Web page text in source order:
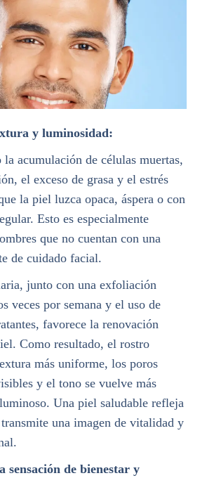
y luminosidad:
la acumulación de células muertas,
el exceso de grasa y el estrés
la piel luzca opaca, áspera o con
Esto es especialmente
que no cuentan con una
de cuidado facial.
junto con una exfoliación
veces por semana y el uso de
favorece la renovación
Como resultado, el rostro
más uniforme, los poros
y el tono se vuelve más
Una piel saludable refleja
una imagen de vitalidad y
sensación de bienestar y